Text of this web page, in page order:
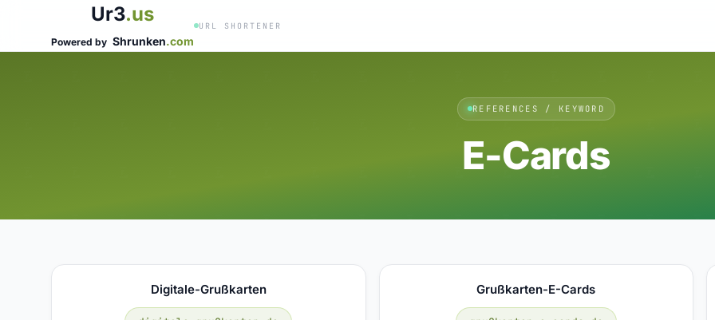
Ur3.us
Powered by Shrunken.com
URL SHORTENER
REFERENCES / KEYWORD
E-Cards
Digitale-Grußkarten Grußkarten-E-Cards